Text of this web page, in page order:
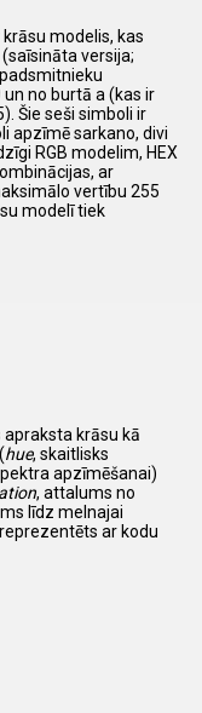
modelis, kas
versija;
no burtā a (kas ir
Šie seši simboli ir
apzīmē sarkano, divi
RGB modelim, HEX
ar
vertību 255
modelī tiek
krāsu kā
hue, skaitlisks
apzīmēšanai)
, attalums no
līdz melnajai
ar kodu